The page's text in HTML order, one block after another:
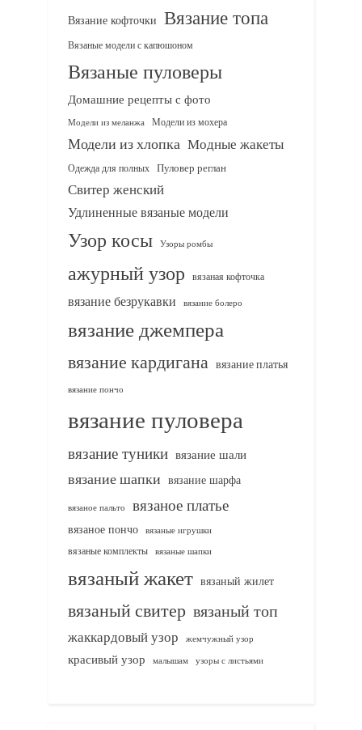
Вязание кофточки Вязание топа
Вязаные модели с капюшоном
Вязаные пуловеры
Домашние рецепты с фото
Модели из меланжа Модели из мохера
Модели из хлопка Модные жакеты
Одежда для полных Пуловер реглан
Свитер женский
Удлиненные вязаные модели
Узор косы Узоры ромбы
ажурный узор вязаная кофточка
вязание безрукавки вязание болеро
вязание джемпера
вязание кардигана вязание платья
вязание пончо
вязание пуловера
вязание туники вязание шали
вязание шапки вязание шарфа
вязаное пальто вязаное платье
вязаное пончо вязаные игрушки
вязаные комплекты
вязаные шапки
вязаный жакет вязаный жилет
вязаный свитер вязаный топ
жаккардовый узор жемчужный узор
красивый узор малышам узоры с листьями